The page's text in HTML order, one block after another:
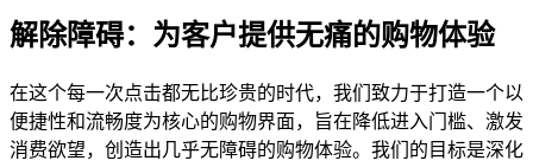
解除障碍：为客户提供无痛的购物体验
在这个每一次点击都无比珍贵的时代，我们致力于打造一个以
便捷性和流畅度为核心的购物界面，旨在降低进入门槛、激发
消费欲望，创造出几乎无障碍的购物体验。我们的目标是深化